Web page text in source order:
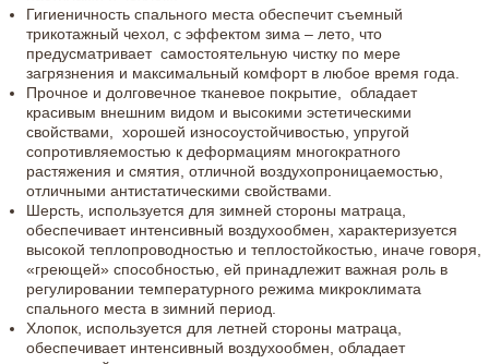
Гигиеничность спального места обеспечит съемный
трикотажный чехол, с эффектом зима – лето, что
предусматривает самостоятельную чистку по мере
загрязнения и максимальный комфорт в любое время года.
Прочное и долговечное тканевое покрытие, обладает
красивым внешним видом и высокими эстетическими
свойствами, хорошей износоустойчивостью, упругой
сопротивляемостью к деформациям многократного
растяжения и смятия, отличной воздухопроницаемостью,
отличными антистатическими свойствами.
Шерсть, используется для зимней стороны матраца,
обеспечивает интенсивный воздухообмен, характеризуется
высокой теплопроводностью и теплостойкостью, иначе говоря,
«греющей» способностью, ей принадлежит важная роль в
регулировании температурного режима микроклимата
спального места в зимний период.
Хлопок, используется для летней стороны матраца,
обеспечивает интенсивный воздухообмен, обладает